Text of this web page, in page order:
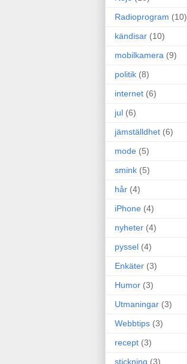
Radioprogram (10)
kändisar (10)
mobilkamera (9)
politik (8)
internet (6)
jul (6)
jämställdhet (6)
mode (5)
smink (5)
hår (4)
iPhone (4)
nyheter (4)
pyssel (4)
Enkäter (3)
Humor (3)
Utmaningar (3)
Webbtips (3)
recept (3)
stickning (3)